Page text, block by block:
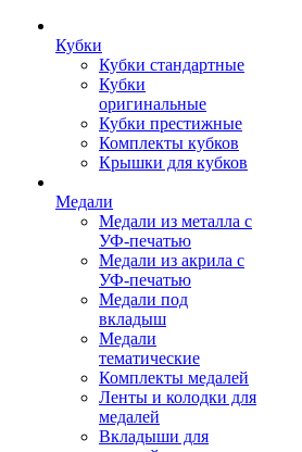
Кубки
Кубки стандартные
Кубки
оригинальные
Кубки престижные
Комплекты кубков
Крышки для кубков
Медали
Медали из металла с
УФ-печатью
Медали из акрила с
УФ-печатью
Медали под
вкладыш
Медали
тематические
Комплекты медалей
Ленты и колодки для
медалей
Вкладыши для